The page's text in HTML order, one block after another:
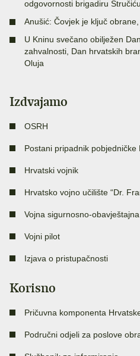
odgovornosti brigadiru Stručiću
Anušić: Čovjek je ključ
U Kninu svečano obilježen
zahvalnosti, Dan hrvatskih
Oluja
Izdvajamo
OSRH
Postani pripadnik pobjedničke
Hrvatski vojnik
Hrvatsko vojno učilište “Dr.
Vojna sigurnosno-
Vojni pilot
Izjava o pristupačnosti
Korisno
Pričuvna komponenta
Područni odjeli za poslove